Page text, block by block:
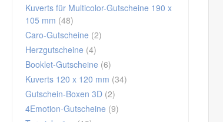
Kuverts für Multicolor-Gutscheine 190 x
105 mm (48)
Caro-Gutscheine (2)
Herzgutscheine (4)
Booklet-Gutscheine (6)
Kuverts 120 x 120 mm (34)
Gutschein-Boxen 3D (2)
4Emotion-Gutscheine (9)